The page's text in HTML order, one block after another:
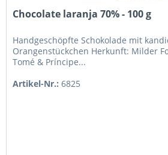
Chocolate laranja 70% - 100 g
Handgeschöpfte Schokolade mit
Orangenstückchen Herkunft: Milder
Tomé & Príncipe...
Artikel-Nr.: 6825